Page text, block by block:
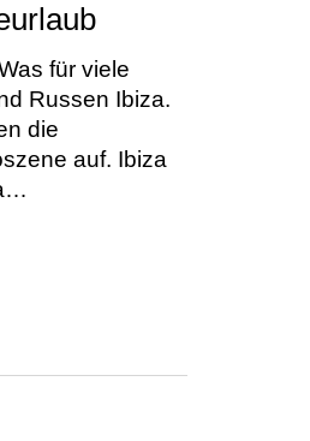
für viele
Russen Ibiza.
die
auf. Ibiza